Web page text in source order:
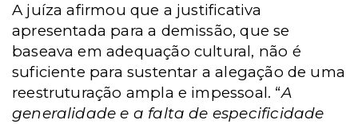
A juíza afirmou que a justificativa
apresentada para a demissão, que se
baseava em adequação cultural, não é
suficiente para sustentar a alegação de uma
reestruturação ampla e impessoal. “A
generalidade e a falta de especificidade